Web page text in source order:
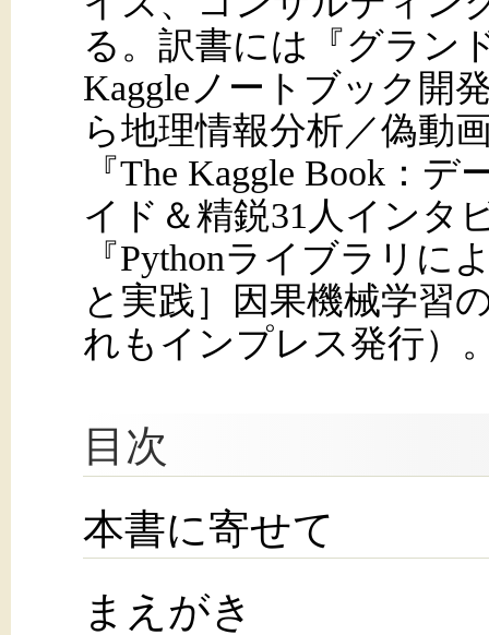
る。訳書には『グラン
Kaggleノートブック開
ら地理情報分析／偽動
『The Kaggle Book：
イド＆精鋭31人インタ
『Pythonライブラリに
と実践］因果機械学習
れもインプレス発行）
目次
本書に寄せて
まえがき